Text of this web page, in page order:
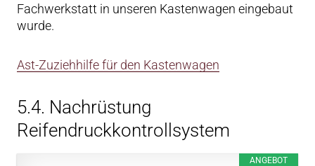
Fachwerkstatt in unseren Kastenwagen eingebaut
wurde.
Ast-Zuziehhilfe für den Kastenwagen
5.4. Nachrüstung
Reifendruckkontrollsystem
ANGEBOT